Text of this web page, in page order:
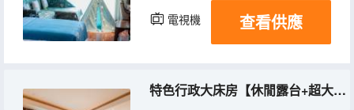
電視機 冰箱
查看供應
特色行政大床房【休閒露台+超大空間+浴缸】